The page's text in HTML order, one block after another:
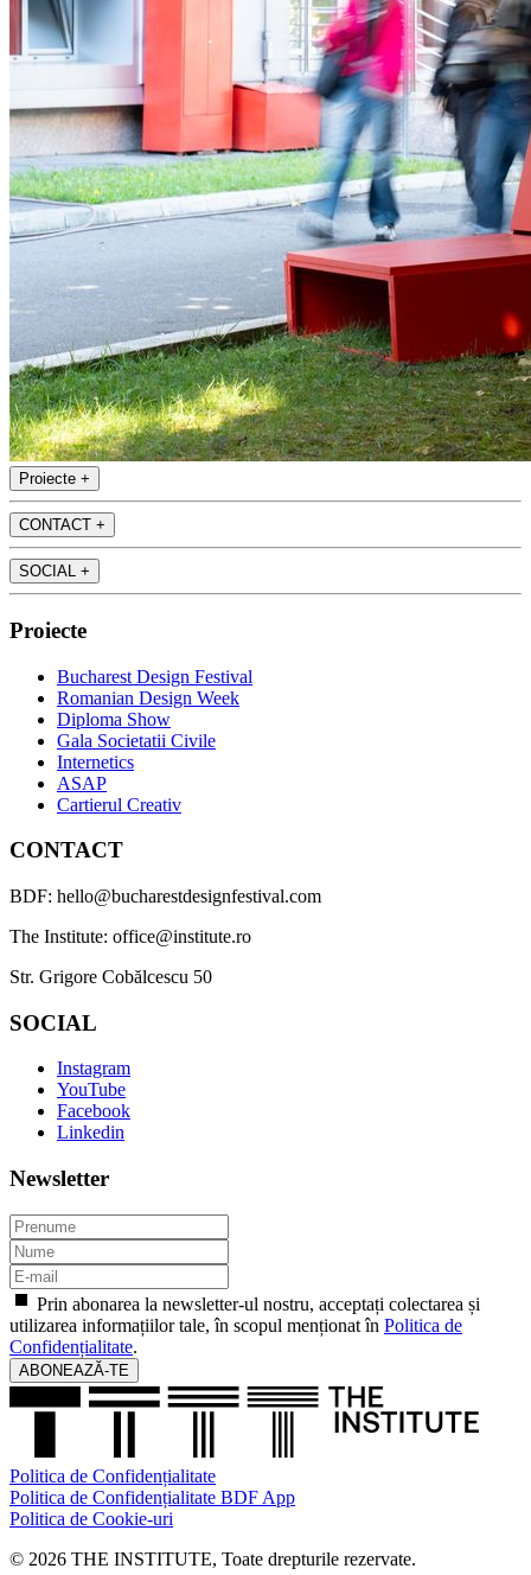
Proiecte +
CONTACT +
SOCIAL +
Proiecte
Bucharest Design Festival
Romanian Design Week
Diploma Show
Gala Societatii Civile
Internetics
ASAP
Cartierul Creativ
CONTACT
BDF: hello@bucharestdesignfestival.com
The Institute: office@institute.ro
Str. Grigore Cobălcescu 50
SOCIAL
Instagram
YouTube
Facebook
Linkedin
Newsletter
Prin abonarea la newsletter-ul nostru, acceptați colectarea și
utilizarea informațiilor tale, în scopul menționat în Politica de
Confidențialitate.
ABONEAZĂ-TE
Politica de Confidențialitate
Politica de Confidențialitate BDF App
Politica de Cookie-uri
© 2026 THE INSTITUTE, Toate drepturile rezervate.